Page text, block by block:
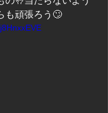
も頑張ろう🙄